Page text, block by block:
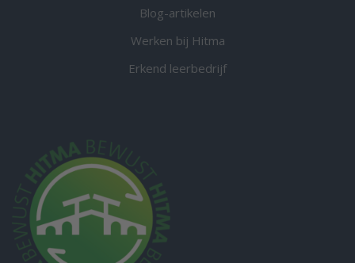
Blog-artikelen
Werken bij Hitma
Erkend leerbedrijf